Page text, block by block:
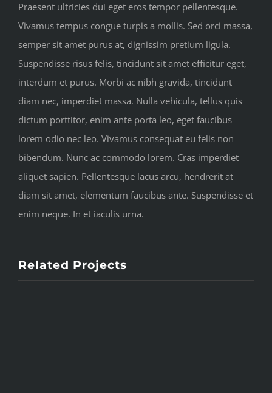
Praesent ultricies dui eget eros tempor pellentesque.
Vivamus tempus congue turpis a mollis. Sed orci massa,
semper sit amet purus at, dignissim pretium ligula.
Suspendisse risus felis, tincidunt sit amet efficitur eget,
interdum et purus. Morbi ac nibh gravida, tincidunt
diam nec, imperdiet massa. Nulla vehicula, tellus quis
dictum porttitor, enim ante porta leo, eget faucibus
lorem odio nec leo. Vivamus consequat eu felis non
bibendum. Nunc ac commodo lorem. Cras imperdiet
aliquet sapien. Pellentesque lacus arcu, hendrerit at
diam sit amet, elementum faucibus ante. Suspendisse et
enim neque. In et iaculis urna.
Related Projects